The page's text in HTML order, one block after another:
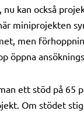
kan också
miniprojekten
men
öppna
ett stöd på 65
Om stödet